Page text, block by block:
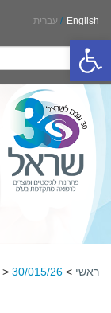
פתח סרגל נגישות
English
/ עברית
ראשי >
> 30/015/26 | לימור שלום FROM י.גיל מדיקל